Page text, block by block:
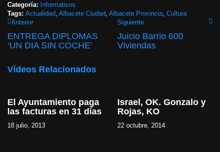
Categoría: Informativos
Tags: Actualidad Albacete Ciudad Albacete Provincia Cultura
Anterior
ENTREGA DIPLOMAS
‘UN DIA SIN COCHE’
Siguiente
Juicio Barrio 600
Viviendas
Vídeos Relacionados
El Ayuntamiento paga
las facturas en 31 días
18 julio, 2013
Israel, OK. Gonzalo y
Rojas, KO
22 octubre, 2014